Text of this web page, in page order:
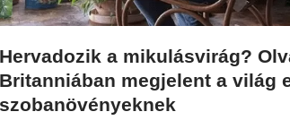
Hervadozik a mikulásvirág?
Britanniában megjelent a világ
szobanövényeknek